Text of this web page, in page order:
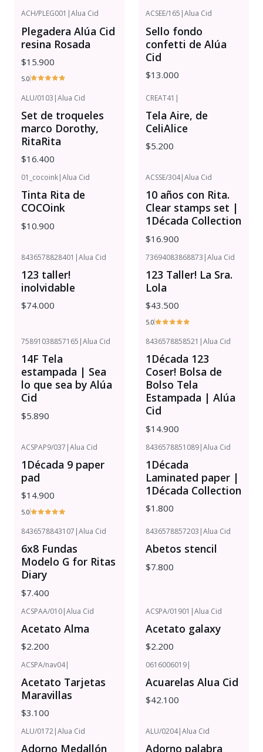
ACH/PLEG001 |Alua Cid
Plegadera Alúa Cid
resina Rosada
$15.900
5.0
ACSEE/165 |Alua Cid
Sello fondo
confetti de Alúa
Cid
$13.000
ALU/0103 |Alua Cid
Set de troqueles
marco Dorothy,
RitaRita
$16.400
CREAT41 |
Tela Aire, de
CeliAlice
$5.200
01_cocoink|Alua Cid
Tinta Rita de
COCOink
$10.900
ACSSE/304|Alua Cid
10 años con Rita.
Clear stamps set |
1Década Collection
$16.900
8436578828401 |Alua Cid
123 taller!
inolvidable
$74.000
73694083868873 |Alua Cid
123 Taller! La Sra.
Lola
$43.500
5.0
75891038857165 |Alua Cid
14F Tela
estampada | Sea
lo que sea by Alúa
Cid
$5.890
8436578858521 |Alua Cid
1Década 123
Coser! Bolsa de
Bolso Tela
Estampada | Alúa
Cid
$14.900
ACSPAP9/037 |Alua Cid
1Década 9 paper
pad
$14.900
5.0
8436578851089|Alua Cid
1Década
Laminated paper |
1Década Collection
$1.800
8436578843107 |Alua Cid
6x8 Fundas
Modelo G for Ritas
Diary
$7.400
8436578857203 |Alua Cid
Abetos stencil
$7.800
ACSPAA/010|Alua Cid
Acetato Alma
$2.200
ACSPA/01901 |Alua Cid
Acetato galaxy
$2.200
ACSPA/nav04|
Acetato Tarjetas
Maravillas
$3.100
0616006019|
Acuarelas Alua Cid
$42.100
ALU/0172|Alua Cid
Adorno Medallón
ALU/0204|Alua Cid
Adorno palabra